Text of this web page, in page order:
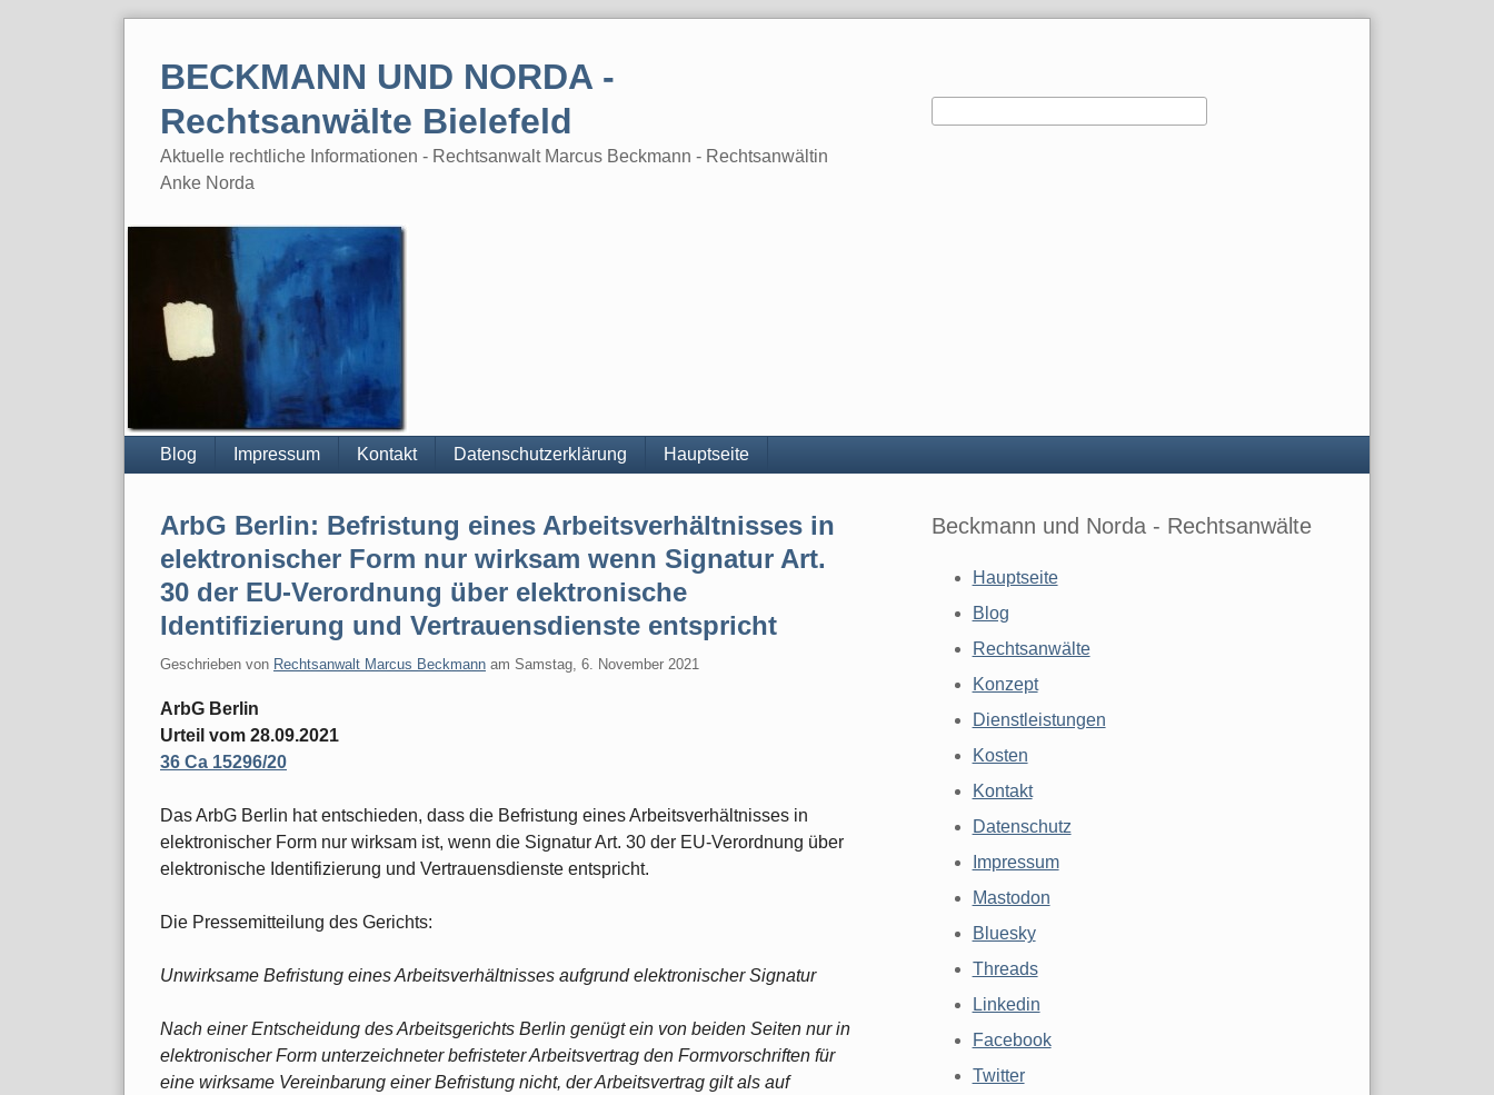
BECKMANN UND NORDA -
Rechtsanwälte Bielefeld
Aktuelle rechtliche Informationen - Rechtsanwalt Marcus Beckmann - Rechtsanwältin
Anke Norda
Blog Impressum Kontakt Datenschutzerklärung Hauptseite
ArbG Berlin: Befristung eines Arbeitsverhältnisses in
elektronischer Form nur wirksam wenn Signatur Art.
30 der EU-Verordnung über elektronische
Identifizierung und Vertrauensdienste entspricht
Geschrieben von Rechtsanwalt Marcus Beckmann am Samstag, 6. November 2021
ArbG Berlin
Urteil vom 28.09.2021
36 Ca 15296/20
Das ArbG Berlin hat entschieden, dass die Befristung eines Arbeitsverhältnisses in
elektronischer Form nur wirksam ist, wenn die Signatur Art. 30 der EU-Verordnung über
elektronische Identifizierung und Vertrauensdienste entspricht.
Die Pressemitteilung des Gerichts:
Unwirksame Befristung eines Arbeitsverhältnisses aufgrund elektronischer Signatur
Nach einer Entscheidung des Arbeitsgerichts Berlin genügt ein von beiden Seiten nur in
elektronischer Form unterzeichneter befristeter Arbeitsvertrag den Formvorschriften für
eine wirksame Vereinbarung einer Befristung nicht, der Arbeitsvertrag gilt als auf
Beckmann und Norda - Rechtsanwälte
Hauptseite
Blog
Rechtsanwälte
Konzept
Dienstleistungen
Kosten
Kontakt
Datenschutz
Impressum
Mastodon
Bluesky
Threads
Linkedin
Facebook
Twitter